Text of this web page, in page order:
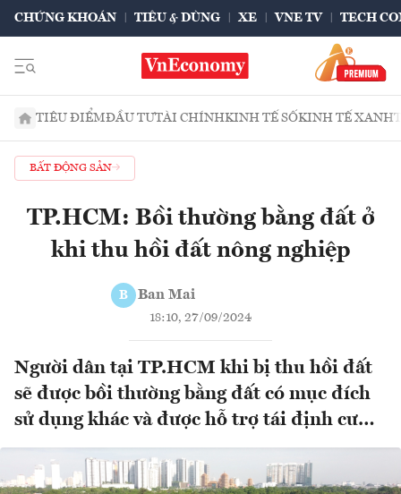
CHỨNG KHOÁN TIÊU & DÙNG XE VNE TV TECH
TIÊU ĐIỂMĐẦU TƯTÀI CHÍNHKINH TẾ SỐKINH TẾ XANH
BẤT ĐỘNG SẢN
TP.HCM: Bồi thường bằng đất ở
khi thu hồi đất nông nghiệp
B Ban Mai
18:10, 27/09/2024
Người dân tại TP.HCM khi bị thu hồi đất
sẽ được bồi thường bằng đất có mục đích
sử dụng khác và được hỗ trợ tái định cư…